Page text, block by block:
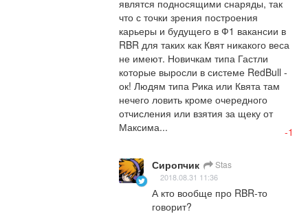
являтся подносящими снаряды, так
что с точки зрения построения
карьеры и будущего в Ф1 вакансии в
RBR для таких как Квят никакого веса
не имеют. Новичкам типа Гастли
которые выросли в системе RedBull -
ок! Людям типа Рика или Квята там
нечего ловить кроме очередного
отчисления или взятия за щеку от
Максима...
-1
Сиропчик Stas
2018.08.31 11:36
А кто вообще про RBR-то
говорит?